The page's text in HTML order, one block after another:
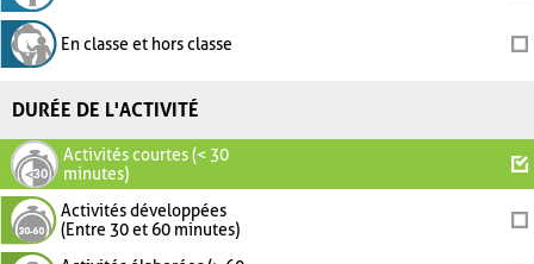
En classe et hors classe
DURÉE DE L'ACTIVITÉ
Activités courtes (< 30
minutes)
Activités développées
(Entre 30 et 60 minutes)